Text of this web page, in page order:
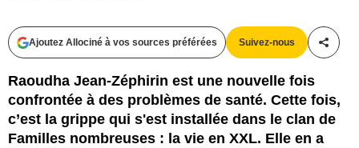
Ajoutez Allociné à vos sources préférées Suivez-nous
Raoudha Jean-Zéphirin est une nouvelle fois
confrontée à des problèmes de santé. Cette fois,
c’est la grippe qui s'est installée dans le clan de
Familles nombreuses : la vie en XXL. Elle en a